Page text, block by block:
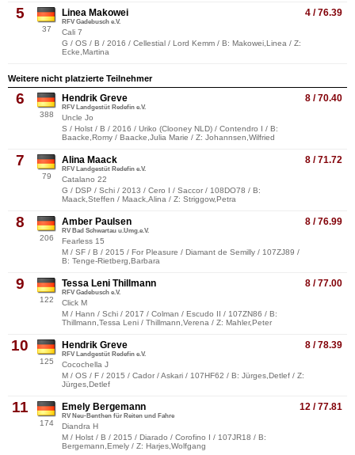
5
37
4 / 76.39
Linea Makowei
RFV Gadebusch e.V.
Cali 7
G / OS / B / 2016 / Cellestial / Lord Kemm / B: Makowei,Linea / Z:
Ecke,Martina
Weitere nicht platzierte Teilnehmer
6
388
8 / 70.40
Hendrik Greve
RFV Landgestüt Redefin e.V.
Uncle Jo
S / Holst / B / 2016 / Uriko (Clooney NLD) / Contendro I / B:
Baacke,Romy / Baacke,Julia Marie / Z: Johannsen,Wilfried
7
79
8 / 71.72
Alina Maack
RFV Landgestüt Redefin e.V.
Catalano 22
G / DSP / Schi / 2013 / Cero I / Saccor / 108DO78 / B:
Maack,Steffen / Maack,Alina / Z: Striggow,Petra
8
206
8 / 76.99
Amber Paulsen
RV Bad Schwartau u.Umg.e.V.
Fearless 15
M / SF / B / 2015 / For Pleasure / Diamant de Semilly / 107ZJ89 /
B: Tenge-Rietberg,Barbara
9
122
8 / 77.00
Tessa Leni Thillmann
RFV Gadebusch e.V.
Click M
M / Hann / Schi / 2017 / Colman / Escudo II / 107ZN86 / B:
Thillmann,Tessa Leni / Thillmann,Verena / Z: Mahler,Peter
10
125
8 / 78.39
Hendrik Greve
RFV Landgestüt Redefin e.V.
Cocochella J
M / OS / F / 2015 / Cador / Askari / 107HF62 / B: Jürges,Detlef / Z:
Jürges,Detlef
11
174
12 / 77.81
Emely Bergemann
RV Neu-Benthen für Reiten und Fahre
Diandra H
M / Holst / B / 2015 / Diarado / Corofino I / 107JR18 / B:
Bergemann,Emely / Z: Harjes,Wolfgang